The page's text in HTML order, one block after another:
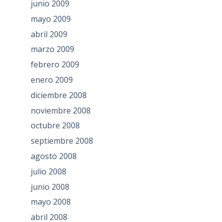
junio 2009
mayo 2009
abril 2009
marzo 2009
febrero 2009
enero 2009
diciembre 2008
noviembre 2008
octubre 2008
septiembre 2008
agosto 2008
julio 2008
junio 2008
mayo 2008
abril 2008